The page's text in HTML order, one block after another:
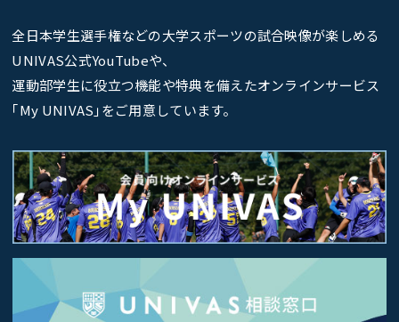
全日本学生選手権などの大学スポーツの試合映像が楽しめる
UNIVAS公式YouTubeや、
運動部学生に役立つ機能や特典を備えたオンラインサービス
｢My UNIVAS｣をご用意しています。